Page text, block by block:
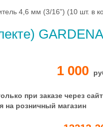
4,6 мм (3/16”) (10 шт. в
1 000
при заказе через сайт
на розничный магазин